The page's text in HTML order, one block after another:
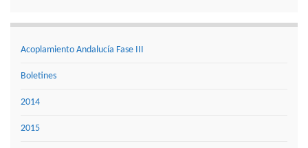
Acoplamiento Andalucía Fase III
Boletines
2014
2015